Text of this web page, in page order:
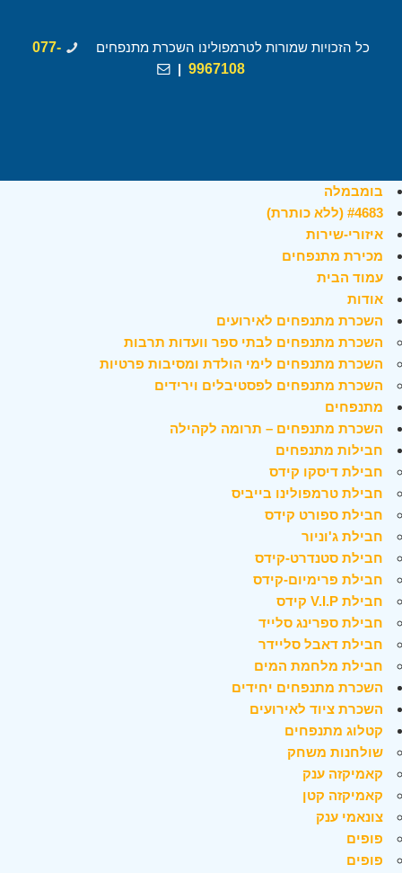
כל הזכויות שמורות לטרמפולינו השכרת מתנפחים
077-
9967108
|
בומבמלה
#4683 (ללא כותרת)
איזורי-שירות
מכירת מתנפחים
עמוד הבית
אודות
השכרת מתנפחים לאירועים
השכרת מתנפחים לבתי ספר וועדות תרבות
השכרת מתנפחים לימי הולדת ומסיבות פרטיות
השכרת מתנפחים לפסטיבלים וירידים
מתנפחים
השכרת מתנפחים – תרומה לקהילה
חבילות מתנפחים
חבילת דיסקו קידס
חבילת טרמפולינו בייביס
חבילת ספורט קידס
חבילת ג'וניור
חבילת סטנדרט-קידס
חבילת פרימיום-קידס
חבילת V.I.P קידס
חבילת ספרינג סלייד
חבילת דאבל סליידר
חבילת מלחמת המים
השכרת מתנפחים יחידים
השכרת ציוד לאירועים
קטלוג מתנפחים
שולחנות משחק
קאמיקזה ענק
קאמיקזה קטן
צונאמי ענק
פופים
פופים